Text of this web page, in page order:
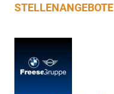
STELLENANGEBOTE